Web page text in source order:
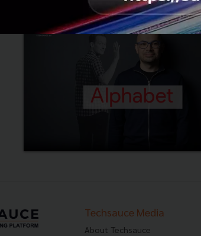
Techsauce Media
About Techsauce